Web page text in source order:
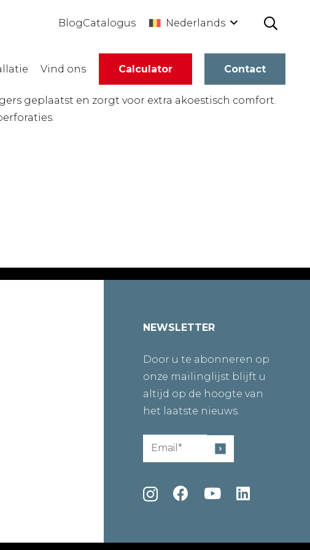
BlogCatalogus Nederlands
Vind ons Calculator Contact
geplaatst en zorgt voor extra akoestisch comfort.
NEWSLETTER
Door u te abonneren op
onze mailinglijst blijft u
altijd op de hoogte van
het laatste nieuws.
Email